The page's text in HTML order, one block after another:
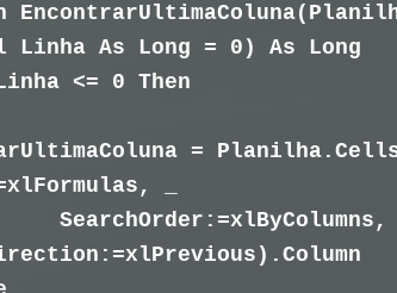
Linha As Long = 0) As Long
<= 0 Then
=
_
SearchOrder:=xlByColumns,